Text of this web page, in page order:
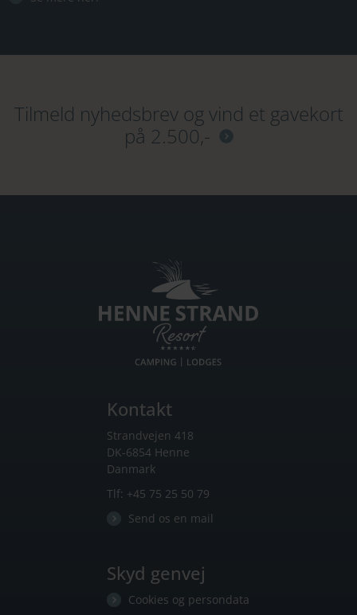
Tilmeld nyhedsbrev og vind et gavekort
på 2.500,-
Kontakt
Strandvejen 418
DK-6854 Henne
Danmark
Tlf: +45 75 25 50 79
Send os en mail
Skyd genvej
Cookies og persondata